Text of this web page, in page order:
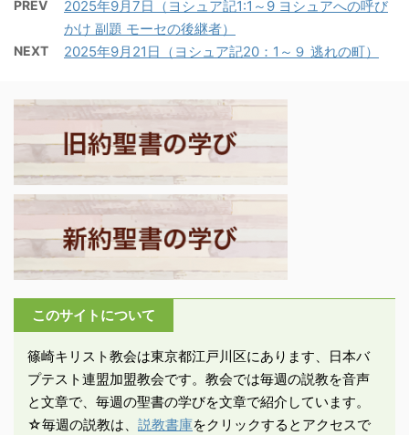
サイ4:2-4「目を覚まし
て感謝を込め、ひたすら
さい。神が御言葉のため
に門を開いてくださり、
私たちがキリストの秘め
られた ...
く不安でした。私の言葉
も私の宣教も、知恵にあ
ふれた言葉によら
るものでした」。 ・コリ
ントは交易によって栄え
たヘレニズム有数の都市
都でも ...
スはエルサレム郊外のゲ
ッセマネで捕らえられ、
大祭司の屋敷に連行され
「神を冒涜する者」とし
て死刑宣告を行うが、当
時のユダヤはローマ支配
の下にあり、彼らは死刑
執行権を持たなかったた
め、イエスをローマ総督
官邸に連れて行った。金
曜日の明け方のことであ
る。しかし、彼らは異邦
人の家に入って汚れるこ
とを嫌い、官邸には入ら
18：28‐30「人々は、イ
エスをカイアファのとこ
ろから総督官邸へ連れて
行った。明け方で ...
PREV
2025年9月7日（ヨシュア記1:1～9 ヨシュアへの呼び
かけ 副題 モーセの後継者）
NEXT 2025年9月21日（ヨシュア記20：1～９ 逃れの町）
このサイトについて
篠崎キリスト教会は東京都江戸川区にあります、日本バ
プテスト連盟加盟教会です。教会では毎週の説教を音声
と文章で、毎週の聖書の学びを文章で紹介しています。
☆毎週の説教は、 説教書庫をクリックするとアクセスで